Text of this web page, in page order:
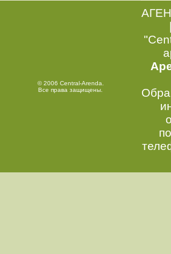
© 2006 Central-Arenda.
Все права защищены.